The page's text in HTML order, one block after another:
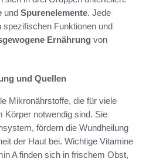
und Spurenelemente. Jede
spezifischen Funktionen und
Ernährung von
und Quellen
Mikronährstoffe, die für viele
notwendig sind. Sie
fördern die Wundheilung
der Haut bei. Wichtige Vitamine
A finden sich in frischem Obst,